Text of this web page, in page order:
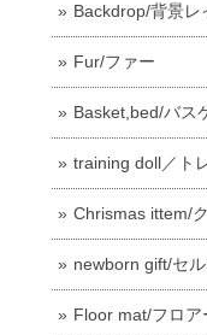
Backdrop/背景レ
Fur/ファー
Basket,bed/バス
training doll／ト
Chrismas ittem/
newborn gift/セ
Floor mat/フロア